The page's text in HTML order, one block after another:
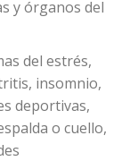
y órganos del
del estrés,
insomnio,
deportivas,
o cuello,